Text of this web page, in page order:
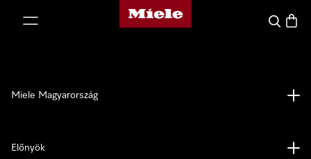
Miele honlapja
Kereses
Miele Magyarország
Előnyök